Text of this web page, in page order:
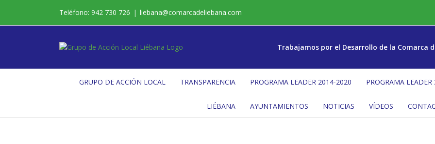
contenido
Teléfono: 942 730 726 | liebana@comarcadeliebana.com
Trabajamos por el Desarrollo de la Comarca
GRUPO DE ACCIÓN LOCAL TRANSPARENCIA PROGRAMA LEADER 2014-2020 PROGRAMA
LIÉBANA AYUNTAMIENTOS NOTICIAS VÍDEOS